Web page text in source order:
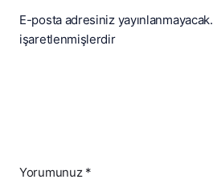
E-posta adresiniz yayınlanmayacak.
işaretlenmişlerdir
Yorumunuz*